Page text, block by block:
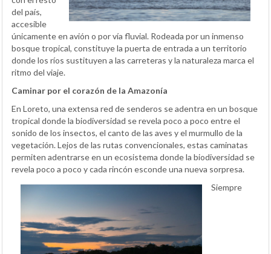
del país,
accesible
únicamente en avión o por vía fluvial. Rodeada por un inmenso
bosque tropical, constituye la puerta de entrada a un territorio
donde los ríos sustituyen a las carreteras y la naturaleza marca el
ritmo del viaje.
Caminar por el corazón de la Amazonía
En Loreto, una extensa red de senderos se adentra en un bosque
tropical donde la biodiversidad se revela poco a poco entre el
sonido de los insectos, el canto de las aves y el murmullo de la
vegetación. Lejos de las rutas convencionales, estas caminatas
permiten adentrarse en un ecosistema donde la biodiversidad se
revela poco a poco y cada rincón esconde una nueva sorpresa.
Siempre